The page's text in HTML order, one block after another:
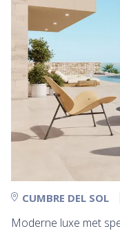
CUMBRE DEL SOL
Moderne luxe met